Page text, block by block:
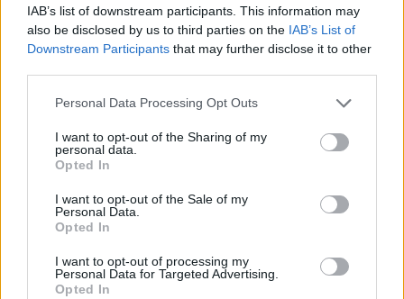
IAB’s list of downstream participants. This information may
also be disclosed by us to third parties on the IAB’s List of
Downstream Participants that may further disclose it to other
Personal Data Processing Opt Outs
I want to opt-out of the Sharing of my
personal data.
Opted In
I want to opt-out of the Sale of my
Personal Data.
Opted In
I want to opt-out of processing my
Personal Data for Targeted Advertising.
Opted In
NEWSROOM/05 Αυγ 2026
ΔΙΕΘΝΗ
Ο παγκόσμιος χάρτης του καφέ: Ποιες χώρες